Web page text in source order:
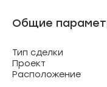
Общие
Тип сделки
Проект
Расположение